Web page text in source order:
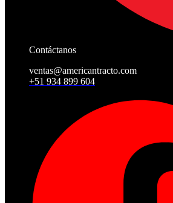
Contáctanos
ventas@americantracto.com
+51 934 899 604